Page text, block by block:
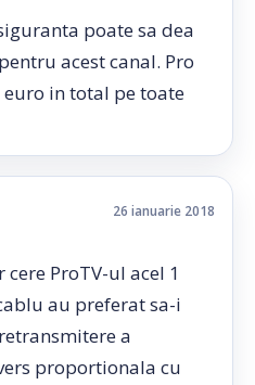
poate sa dea
acest canal. Pro
in total pe toate
26 ianuarie 2018
ProTV-ul acel 1
au preferat sa-i
a
proportionala cu